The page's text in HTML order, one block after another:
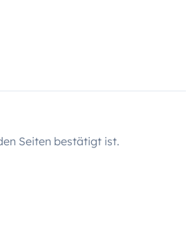
Seiten bestätigt ist.